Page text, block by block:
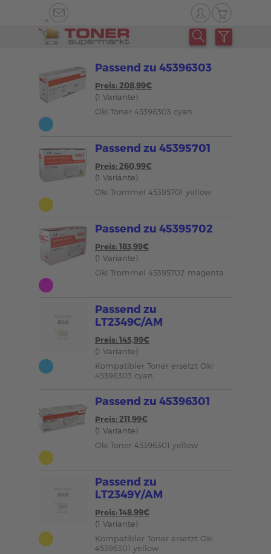
-->
Passend zu 45396303
Preis: 208,99€
(1 Variante)
Oki Toner 45396303 cyan
Passend zu 45395701
Preis: 260,99€
(1 Variante)
Oki Trommel 45395701 yellow
Passend zu 45395702
Preis: 183,99€
(1 Variante)
Oki Trommel 45395702 magenta
Passend zu
LT2349C/AM
Preis: 145,99€
(1 Variante)
Kompatibler Toner ersetzt Oki
45396303 cyan
Passend zu 45396301
Preis: 211,99€
(1 Variante)
Oki Toner 45396301 yellow
Passend zu
LT2349Y/AM
Preis: 148,99€
(1 Variante)
Kompatibler Toner ersetzt Oki
45396301 yellow